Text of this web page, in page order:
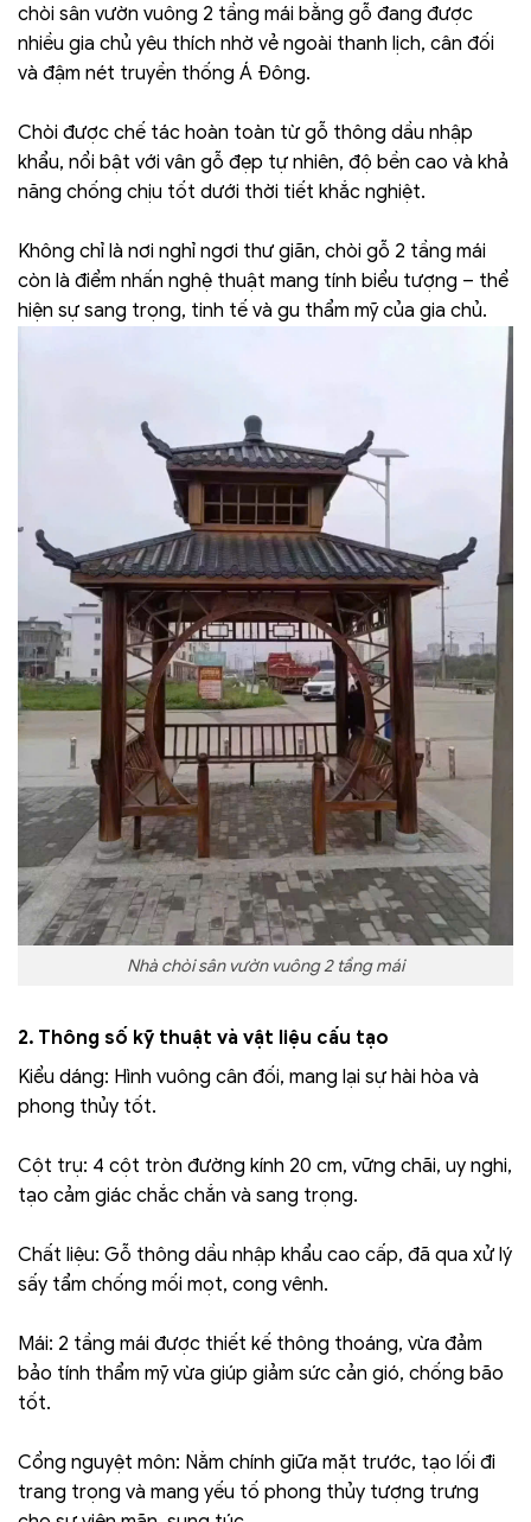
chòi sân vườn vuông 2 tầng mái bằng gỗ đang được
nhiều gia chủ yêu thích nhờ vẻ ngoài thanh lịch, cân đối
và đậm nét truyền thống Á Đông.
Chòi được chế tác hoàn toàn từ gỗ thông dầu nhập
khẩu, nổi bật với vân gỗ đẹp tự nhiên, độ bền cao và khả
năng chống chịu tốt dưới thời tiết khắc nghiệt.
Không chỉ là nơi nghỉ ngơi thư giãn, chòi gỗ 2 tầng mái
còn là điểm nhấn nghệ thuật mang tính biểu tượng – thể
hiện sự sang trọng, tinh tế và gu thẩm mỹ của gia chủ.
Nhà chòi sân vườn vuông 2 tầng mái
2. Thông số kỹ thuật và vật liệu cấu tạo
Kiểu dáng: Hình vuông cân đối, mang lại sự hài hòa và
phong thủy tốt.
Cột trụ: 4 cột tròn đường kính 20 cm, vững chãi, uy nghi,
tạo cảm giác chắc chắn và sang trọng.
Chất liệu: Gỗ thông dầu nhập khẩu cao cấp, đã qua xử lý
sấy tẩm chống mối mọt, cong vênh.
Mái: 2 tầng mái được thiết kế thông thoáng, vừa đảm
bảo tính thẩm mỹ vừa giúp giảm sức cản gió, chống bão
tốt.
Cổng nguyệt môn: Nằm chính giữa mặt trước, tạo lối đi
trang trọng và mang yếu tố phong thủy tượng trưng